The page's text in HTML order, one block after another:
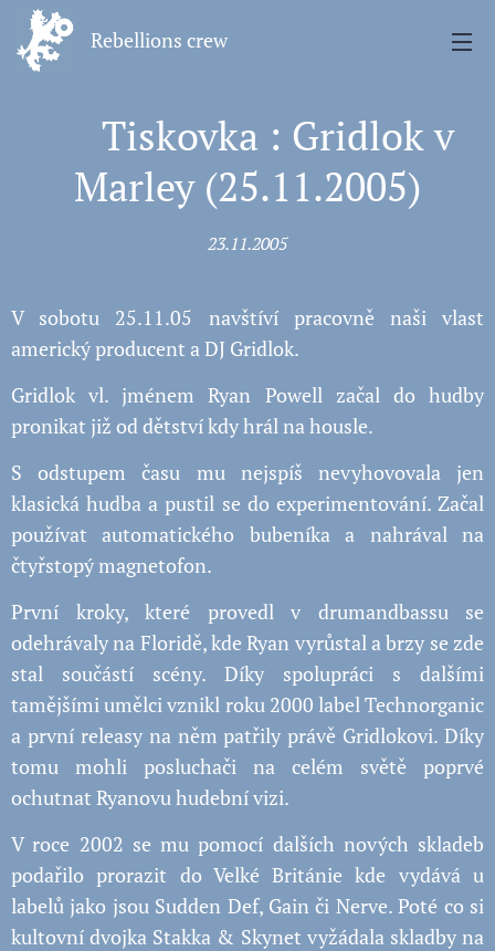
Rebellions crew
📢 Tiskovka : Gridlok v
Marley (25.11.2005)
23.11.2005
V sobotu 25.11.05 navštíví pracovně naši vlast
americký producent a DJ Gridlok.
Gridlok vl. jménem Ryan Powell začal do hudby
pronikat již od dětství kdy hrál na housle.
S odstupem času mu nejspíš nevyhovovala jen
klasická hudba a pustil se do experimentování. Začal
používat automatického bubeníka a nahrával na
čtyřstopý magnetofon.
První kroky, které provedl v drumandbassu se
odehrávaly na Floridě, kde Ryan vyrůstal a brzy se zde
stal součástí scény. Díky spolupráci s dalšími
tamějšími umělci vznikl roku 2000 label Technorganic
a první releasy na něm patřily právě Gridlokovi. Díky
tomu mohli posluchači na celém světě poprvé
ochutnat Ryanovu hudební vizi.
V roce 2002 se mu pomocí dalších nových skladeb
podařilo prorazit do Velké Británie kde vydává u
labelů jako jsou Sudden Def, Gain či Nerve. Poté co si
kultovní dvojka Stakka & Skynet vyžádala skladby na